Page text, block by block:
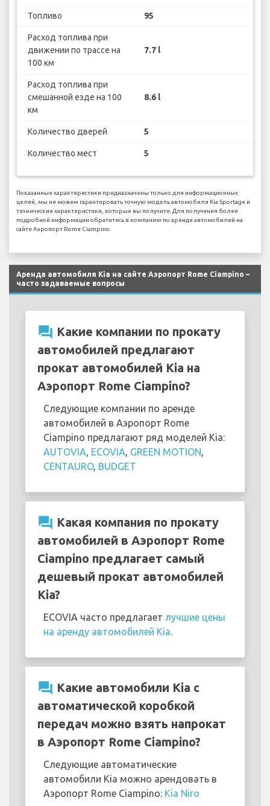
Топливо 95
Расход топлива при
движении по трассе на
100 км
7.7 l
Расход топлива при
смешанной езде на 100
км
8.6 l
Количество дверей 5
Количество мест 5
Показанные характеристики предназначены только для информационных
целей, мы не можем гарантировать точную модель автомобиля Kia Sportage и
технические характеристики, которые вы получите. Для получения более
подробной информации обратитесь в компанию по аренде автомобилей на
сайте Аэропорт Rome Ciampino.
Аренда автомобиля Kia на сайте Аэропорт Rome Ciampino –
часто задаваемые вопросы
question_answer Какие компании по прокату
автомобилей предлагают
прокат автомобилей Kia на
Аэропорт Rome Ciampino?
Следующие компании по аренде
автомобилей в Аэропорт Rome
Ciampino предлагают ряд моделей Kia:
AUTOVIA ECOVIA GREEN MOTION
CENTAURO, BUDGET
question_answer Какая компания по прокату
автомобилей в Аэропорт Rome
Ciampino предлагает самый
дешевый прокат автомобилей
Kia?
ECOVIA часто предлагает лучшие цены
на аренду автомобилей Kia
question_answer Какие автомобили Kia с
автоматической коробкой
передач можно взять напрокат
в Аэропорт Rome Ciampino?
Следующие автоматические
автомобили Kia можно арендовать в
Аэропорт Rome Ciampino: Kia Niro